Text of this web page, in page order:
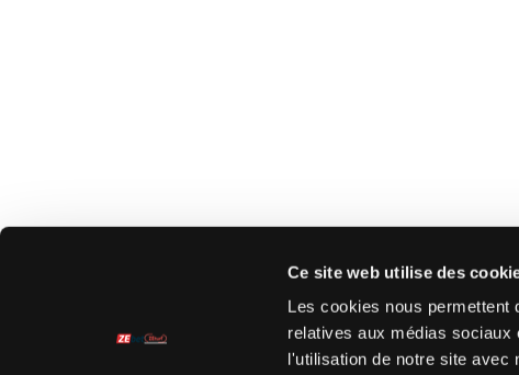
Ce site web utilise des
Les cookies nous permettent
relatives aux médias sociaux
l'utilisation de notre site avec